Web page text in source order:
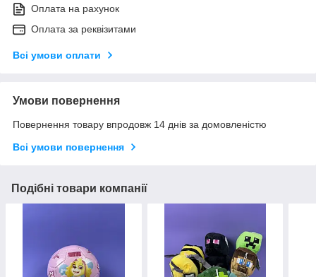
Оплата на рахунок
Оплата за реквізитами
Всі умови оплати
Умови повернення
Повернення товару впродовж 14 днів за домовленістю
Всі умови повернення
Подібні товари компанії